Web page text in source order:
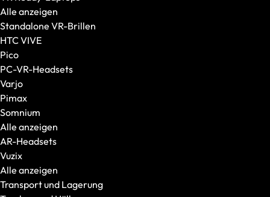
Alle anzeigen
Standalone VR-Brillen
HTC VIVE
Pico
PC-VR-Headsets
Varjo
Pimax
Somnium
Alle anzeigen
AR-Headsets
Vuzix
Alle anzeigen
Transport und Lagerung
Laptop-Zubehör
Akkus
Netzteile
Sicherheit und Werkzeuge
Wasserkühlung
Weiteres Zubehör
Dockingstations und Hubs
Webcams
Monitore
XMG
Alle anzeigen
XMG APEX